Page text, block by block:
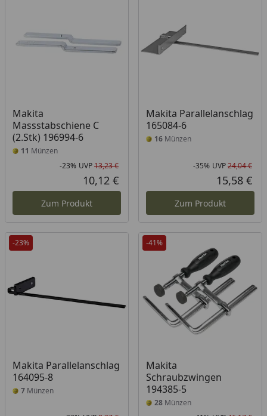
Makita
Massstabschiene C
(2.Stk) 196994-6
11 Münzen
Rabatt in Prozent
-23%
Ursprünglicher Preis
UVP13,23 €
Aktueller Preis
10,12 €
Zum Produkt
Makita Parallelanschlag
165084-6
16Münzen
-35% UVP24,04 €
15,58 €
Zum Produkt
-23%
Makita Parallelanschlag
164095-8
7 Münzen
-41%
Makita
Schraubzwingen
194385-5
28Münzen